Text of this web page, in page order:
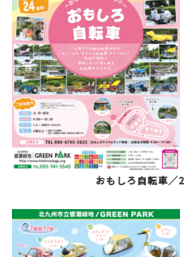
おもしろ自転車／